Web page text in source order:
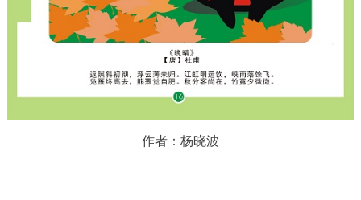
作者：杨晓波